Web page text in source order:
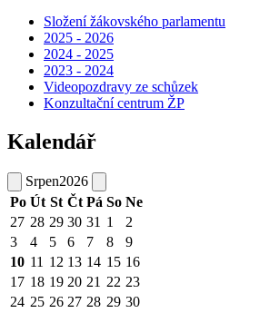
Složení žákovského parlamentu
2025 - 2026
2024 - 2025
2023 - 2024
Videopozdravy ze schůzek
Konzultační centrum ŽP
Kalendář
Srpen2026
Po Út St Čt Pá So Ne
27 28 29 30 31 1
2
3
4 5 6 7 8
9
10 11 12 13 14 15 16
17 18 19 20 21 22 23
24 25 26 27 28 29 30